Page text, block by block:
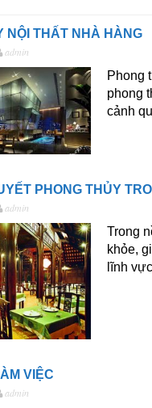
NỘI THẤT NHÀ HÀNG
admin
Phong
phong
cảnh
PHONG THỦY
admin
Trong
khỏe,
lĩnh
VIỆC
admin